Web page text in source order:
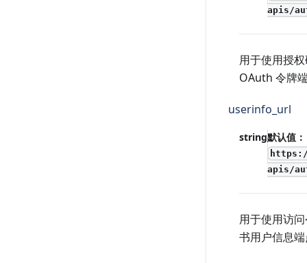
apis/
用于使用授
OAuth 令牌
userinfo_url
string默认值：
apis/
用于使用访
书用户信息